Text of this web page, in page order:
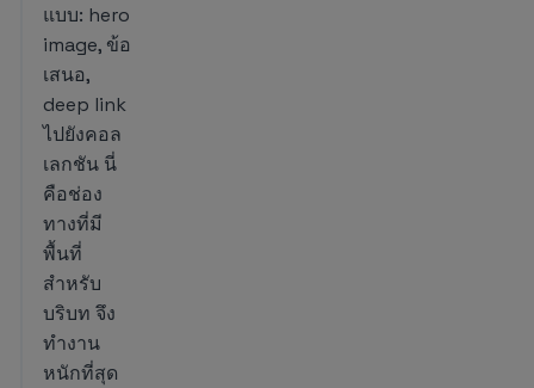
แบบ: hero
image, ข้อ
เสนอ,
deep link
ไปยังคอล
เลกชัน นี่
คือช่อง
ทางที่มี
พื้นที่
สำหรับ
บริบท จึง
ทำงาน
หนักที่สุด